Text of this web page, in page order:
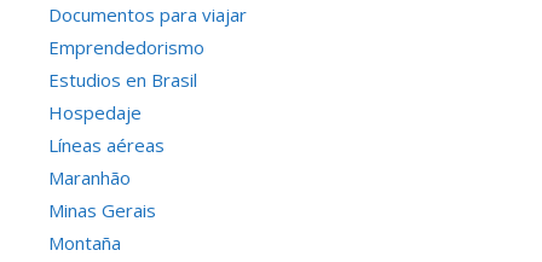
Documentos para viajar
Emprendedorismo
Estudios en Brasil
Hospedaje
Líneas aéreas
Maranhão
Minas Gerais
Montaña